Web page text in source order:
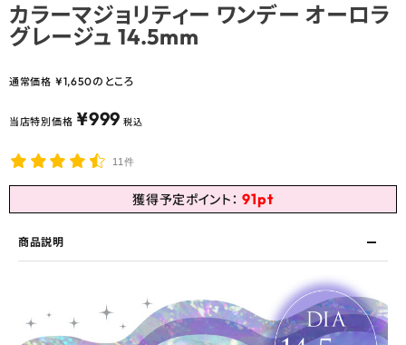
カラーマジョリティー ワンデー オーロラ
グレージュ 14.5mm
通常価格 ¥1,650のところ
当店特別価格 ¥999 税込
11件
獲得予定ポイント： 91pt
商品説明